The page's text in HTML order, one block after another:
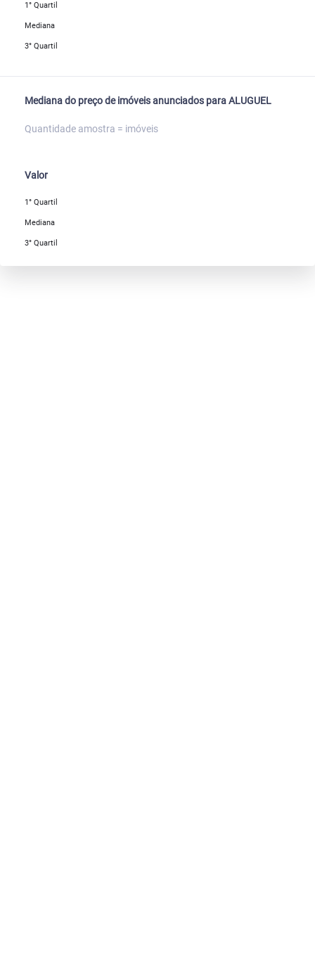
1° Quartil
Mediana
3° Quartil
Mediana do preço de imóveis anunciados para ALUGUEL
Quantidade amostra = imóveis
Valor
1° Quartil
Mediana
3° Quartil